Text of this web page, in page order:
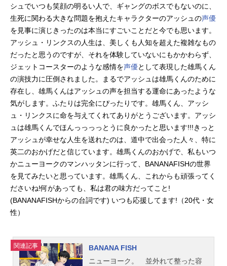
シュでいつも笑顔の明るい人で、ギャングのボスでもないのに、
生死に関わる大きな問題を抱えたキャラクターのアッシュの声優
を見事に演じきったのは本当にすごいことだと今でも思います。
アッシュ・リンクスの人生は、美しくも人知を超えた複雑なもの
だったと思うのですが、それを体験していないにもかかわらず、
ジェットコースターのような感情を声優として表現した雄馬くん
の演技力に圧倒されました。まるでアッシュは雄馬くんのために
存在し、雄馬くんはアッシュの声を担当する運命にあったような
気がします。ふたりは完全にぴったりです。雄馬くん、アッシ
ュ・リンクスに命を与えてくれてありがとうございます。アッシ
ュは雄馬くんでほんっっっっとうに良かったと思います!!!きっと
アッシュが幸せな人生を送れたのは、道中で出会った人々、特に
英二のおかげだと信じています。雄馬くんのおかげで、私もいつ
かニューヨークのマンハッタンに行って、BANANAFISHの世界
を見てみたいと思っています。雄馬くん、これからも頑張ってく
ださいね!何があっても、私は君の味方だってこと!
(BANANAFISHからの台詞です) いつも応援してます!（20代・女
性）
関連記事
BANANA FISH
ニューヨーク。 並外れて整った容